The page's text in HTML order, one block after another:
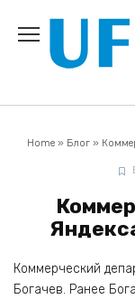
содержанию
Home » Блог »
Коммерческий
Богачев. Ранее